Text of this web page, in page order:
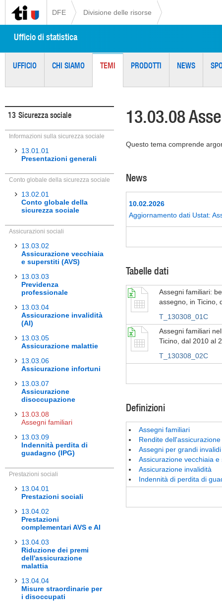
DFE Divisione delle risorse
Ufficio di statistica
UFFICIO CHI SIAMO TEMI PRODOTTI NEWS
13 Sicurezza sociale
Informazioni sulla sicurezza sociale
13.01.01
Presentazioni generali
Conto globale della sicurezza sociale
13.02.01
Conto globale della
sicurezza sociale
Assicurazioni sociali
13.03.02
Assicurazione vecchiaia
e superstiti (AVS)
13.03.03
Previdenza
professionale
13.03.04
Assicurazione invalidità
(AI)
13.03.05
Assicurazione malattie
13.03.06
Assicurazione infortuni
13.03.07
Assicurazione
disoccupazione
13.03.08
Assegni familiari
13.03.09
Indennità perdita di
guadagno (IPG)
Prestazioni sociali
13.04.01
Prestazioni sociali
13.04.02
Prestazioni
complementari AVS e AI
13.04.03
Riduzione dei premi
dell'assicurazione
malattia
13.04.04
Misure straordinarie per
i disoccupati
13.03.08
Questo tema comprende
News
10.02.2026
Aggiornamento dati Ustat:
Tabelle dati
Assegni familiari:
assegno, in Ticino,
T_130308_01C
Assegni familiari
Ticino, dal 2010 al
T_130308_02C
Definizioni
Assegni familiari
Rendite
Assegni per grandi invalidi
Assicurazione vecchiaia e
Assicurazione invalidità
Indennità di perdita di